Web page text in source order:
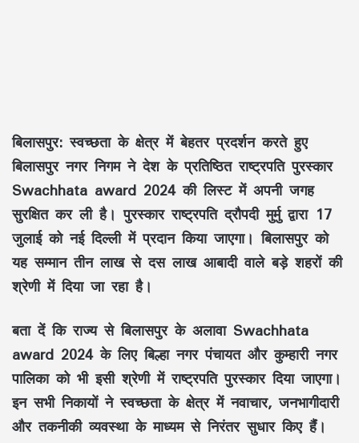
बिलासपुर: स्वच्छता के क्षेत्र में बेहतर प्रदर्शन करते हुए
बिलासपुर नगर निगम ने देश के प्रतिष्ठित राष्ट्रपति पुरस्कार
Swachhata award 2024 की लिस्ट में अपनी जगह
सुरक्षित कर ली है। पुरस्कार राष्ट्रपति द्रौपदी मुर्मु द्वारा 17
जुलाई को नई दिल्ली में प्रदान किया जाएगा। बिलासपुर को
यह सम्मान तीन लाख से दस लाख आबादी वाले बड़े शहरों की
श्रेणी में दिया जा रहा है।
बता दें कि राज्य से बिलासपुर के अलावा Swachhata
award 2024 के लिए बिल्हा नगर पंचायत और कुम्हारी नगर
पालिका को भी इसी श्रेणी में राष्ट्रपति पुरस्कार दिया जाएगा।
इन सभी निकायों ने स्वच्छता के क्षेत्र में नवाचार, जनभागीदारी
और तकनीकी व्यवस्था के माध्यम से निरंतर सुधार किए हैंं।